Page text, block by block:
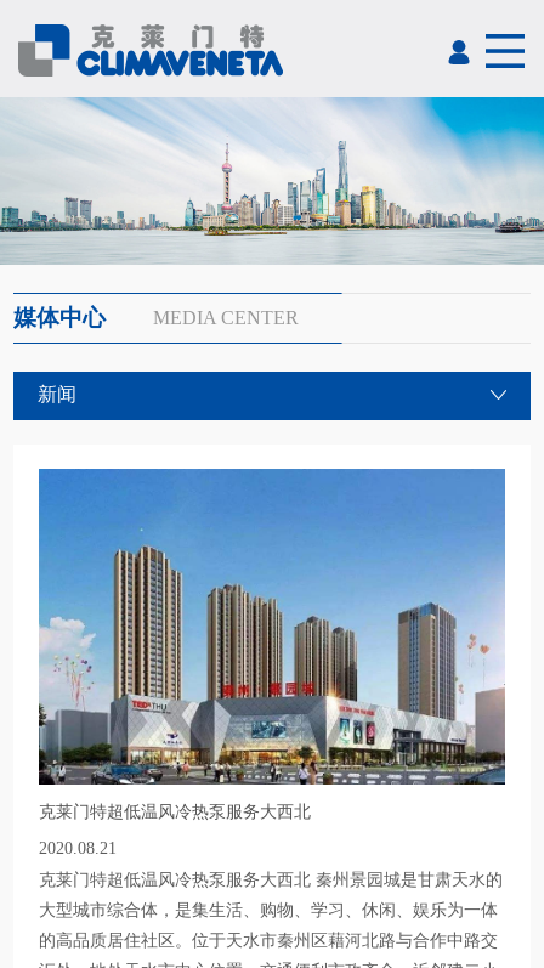
媒体中心 MEDIA CENTER
新闻
克莱门特超低温风冷热泵服务大西北
2020.08.21
克莱门特超低温风冷热泵服务大西北 秦州景园城是甘肃天水的
大型城市综合体，是集生活、购物、学习、休闲、娱乐为一体
的高品质居住社区。位于天水市秦州区藉河北路与合作中路交